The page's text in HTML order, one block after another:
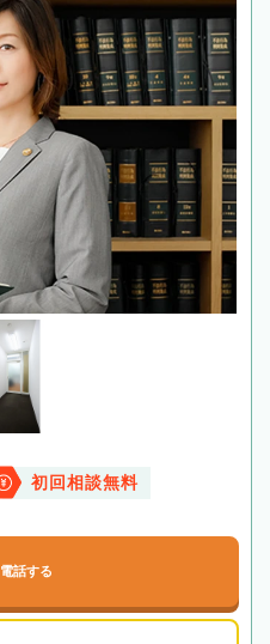
初回相談無料
電話する